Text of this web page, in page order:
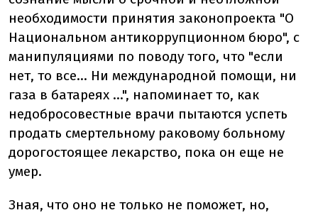
необходимости принятия законопроекта "О
Национальном антикоррупционном бюро", с
манипуляциями по поводу того, что "если
нет, то все… Ни международной помощи, ни
газа в батареях …", напоминает то, как
недобросовестные врачи пытаются успеть
продать смертельному раковому больному
дорогостоящее лекарство, пока он еще не
умер.
Зная, что оно не только не поможет, но,